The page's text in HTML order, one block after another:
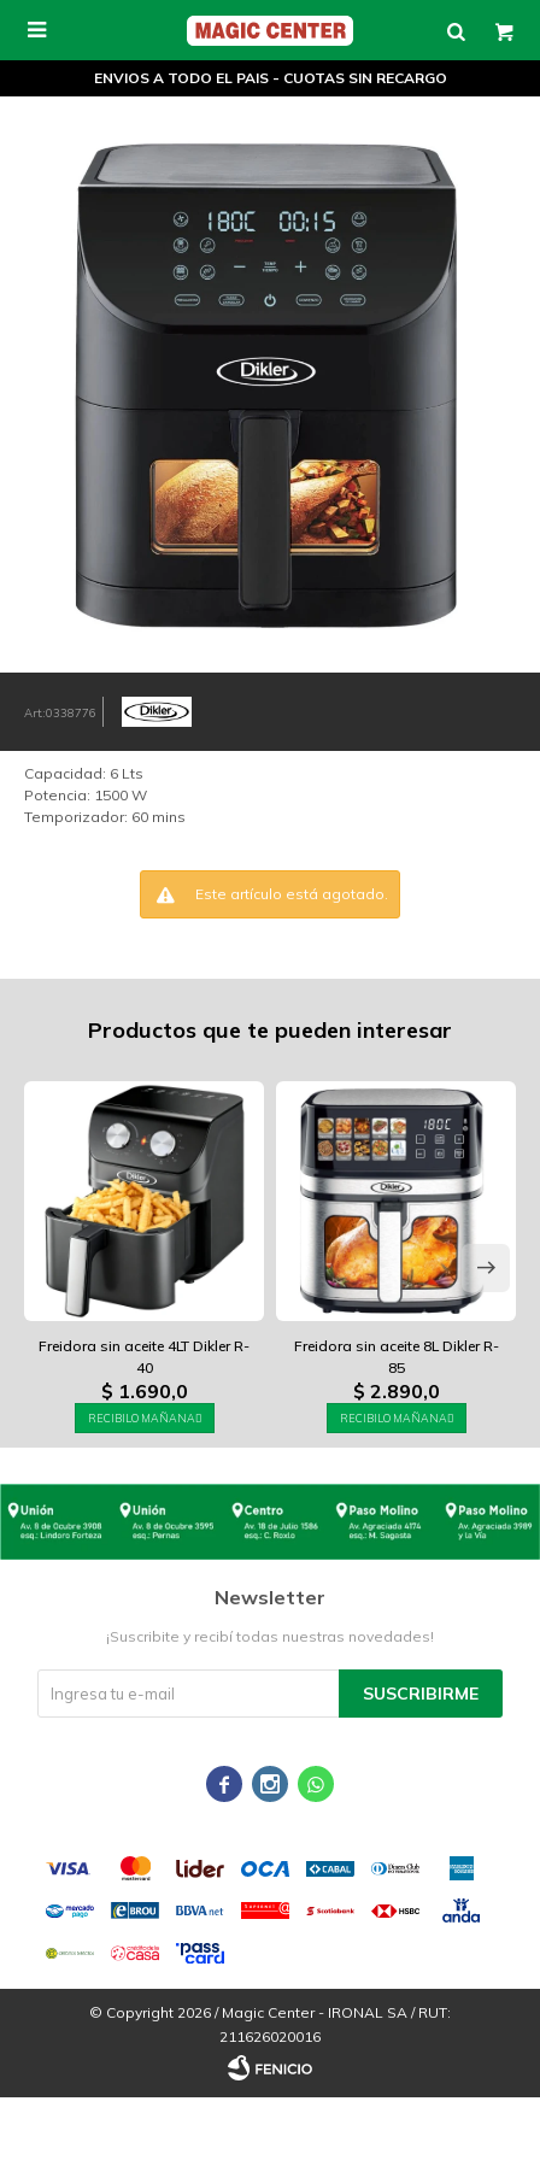

ENVIOS A TODO EL PAIS - CUOTAS SIN RECARGO
0338776
Capacidad: 6 Lts
Potencia: 1500 W
Temporizador: 60 mins
Este artículo está agotado.
Productos que te pueden interesar
Freidora sin aceite 4LT Dikler R-
40
$ 1.690,0
RECIBILO MAÑANA
Freidora sin aceite 8L Dikler R-
85
$ 2.890,0
RECIBILO MAÑANA
Newsletter
¡Suscribite y recibí todas nuestras novedades!
SUSCRIBIRME
  
© Copyright 2026 / Magic Center - IRONAL SA / RUT:
211626020016